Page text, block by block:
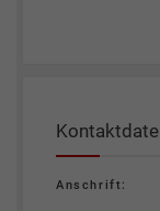
Anschrift: